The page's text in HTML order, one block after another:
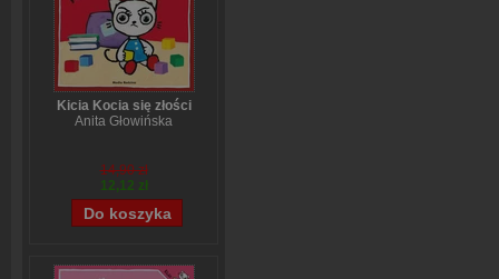
Kicia Kocia się złości
Anita Głowińska
14,90 zł
12,12 zł